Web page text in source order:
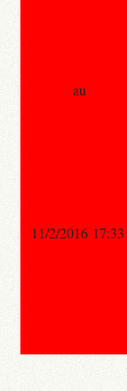
au
11/2/2016 17:33